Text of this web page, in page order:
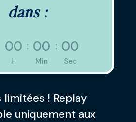
dans :
00
H
: 00
Min
: 00
Sec
limitées ! Replay
uniquement aux